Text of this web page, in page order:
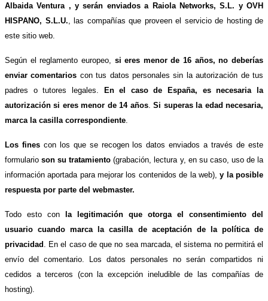
Albaida Ventura , y serán enviados a Raiola Networks, S.L. y OVH
HISPANO, S.L.U. , las compañías que proveen el servicio de hosting de
este sitio web.
Según el reglamento europeo, si eres menor de 16 años, no deberías
enviar comentarios con tus datos personales sin la autorización de tus
padres o tutores legales.
En el caso de España, es necesaria la
autorización si eres menor de 14 años.Si superas la edad necesaria,
marca la casilla correspondiente
Los finescon los que se recogen los datos enviados a través de este
formularioson su tratamiento (grabación, lectura y, en su caso, uso de la
información aportada para mejorar los contenidos de la web),y la posible
respuesta por parte del webmaster.
Todo esto con
la legitimación que otorga el consentimiento del
usuario cuando marca la casilla de aceptación de la política de
privacidad
. En el caso de que no sea marcada, el sistema no permitirá el
envío del comentario. Los datos personales no serán compartidos ni
cedidos a terceros (con la excepción ineludible de las compañías de
hosting).